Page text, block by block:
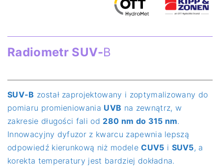
Radiometr SUV-B
SUV-B został zaprojektowany i zoptymalizowany do
pomiaru promieniowania UVB na zewnątrz, w
zakresie długości fali od 280 nm do 315 nm.
Innowacyjny dyfuzor z kwarcu zapewnia lepszą
odpowiedź kierunkową niż modeleCUV5 i SUV5, a
korekta temperatury jest bardziej dokładna.